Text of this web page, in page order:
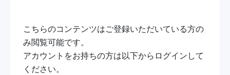
こちらのコンテンツはご登録いただいている方の
み閲覧可能です。
アカウントをお持ちの方は以下からログインして
ください。